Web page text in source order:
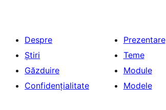
Despre
Știri
Găzduire
Confidențialitate
Prezentare
Teme
Module
Modele